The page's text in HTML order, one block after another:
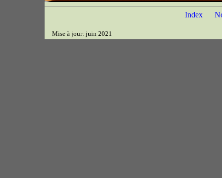
Index
Mise à jour: juin 2021